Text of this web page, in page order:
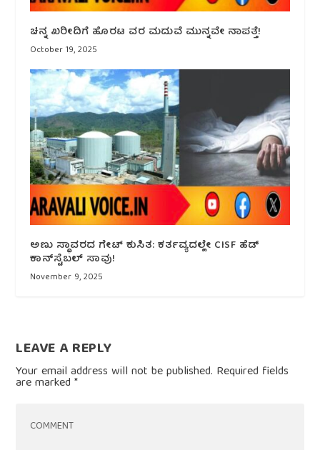
ಚಿನ್ನ ಖರೀದಿಗೆ ಹೊರಟ ವರ ಮದುವೆ ಮುನ್ನವೇ ನಾಪತ್ತೆ!
October 19, 2025
ಅಣು ಸ್ಥಾವರದ ಗೇಟ್ ಕುಸಿತ: ಕರ್ತವ್ಯದಲ್ಲೇ CISF ಹೆಡ್
ಕಾನ್‌ಸ್ಟೆಬಲ್ ಸಾವು!
November 9, 2025
LEAVE A REPLY
Your email address will not be published. Required fields
are marked*